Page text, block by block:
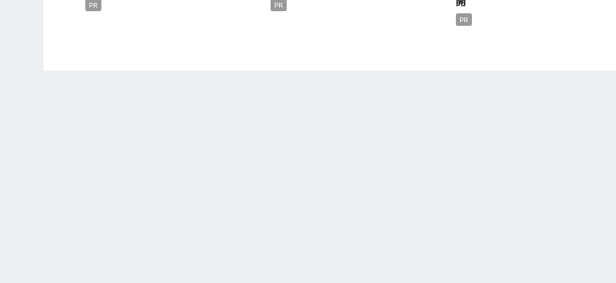
PR PR
PR